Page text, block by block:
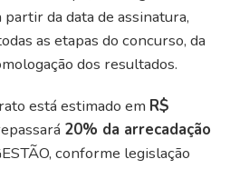
partir da data de assinatura,
as etapas do concurso, da
dos resultados.
está estimado em R$
20% da arrecadação
conforme legislação